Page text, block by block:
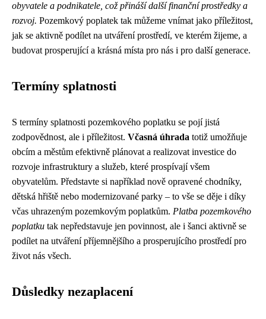
obyvatele a podnikatele, což přináší další finanční prostředky a
rozvoj. Pozemkový poplatek tak můžeme vnímat jako příležitost,
jak se aktivně podílet na utváření prostředí, ve kterém žijeme, a
budovat prosperující a krásná místa pro nás i pro další generace.
Termíny splatnosti
S termíny splatnosti pozemkového poplatku se pojí jistá
zodpovědnost, ale i příležitost. Včasná úhrada totiž umožňuje
obcím a městům efektivně plánovat a realizovat investice do
rozvoje infrastruktury a služeb, které prospívají všem
obyvatelům. Představte si například nově opravené chodníky,
dětská hřiště nebo modernizované parky – to vše se děje i díky
včas uhrazeným pozemkovým poplatkům. Platba pozemkového
poplatku tak nepředstavuje jen povinnost, ale i šanci aktivně se
podílet na utváření příjemnějšího a prosperujícího prostředí pro
život nás všech.
Důsledky nezaplacení